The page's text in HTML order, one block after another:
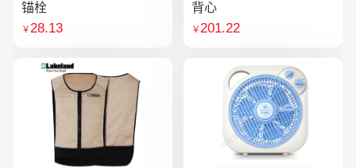
锚栓
￥28.13
背心
￥201.22